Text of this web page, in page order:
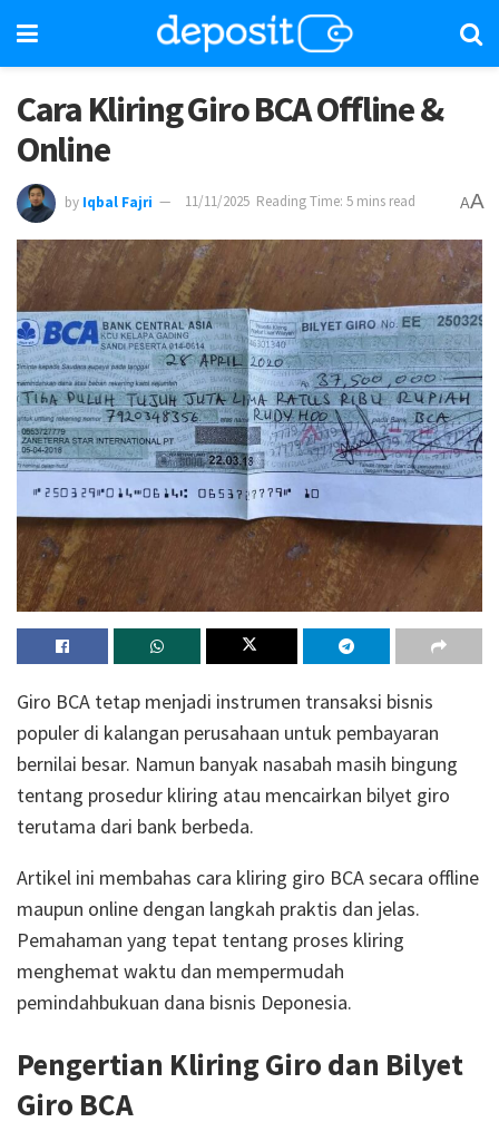
Cara Kliring Giro BCA Offline &
Online
by Iqbal Fajri 11/11/2025 Reading Time: 5 mins read AA
Giro BCA tetap menjadi instrumen transaksi bisnis
populer di kalangan perusahaan untuk pembayaran
bernilai besar. Namun banyak nasabah masih bingung
tentang prosedur kliring atau mencairkan bilyet giro
terutama dari bank berbeda.
Artikel ini membahas cara kliring giro BCA secara offline
maupun online dengan langkah praktis dan jelas.
Pemahaman yang tepat tentang proses kliring
menghemat waktu dan mempermudah
pemindahbukuan dana bisnis Deponesia.
Pengertian Kliring Giro dan Bilyet
Giro BCA